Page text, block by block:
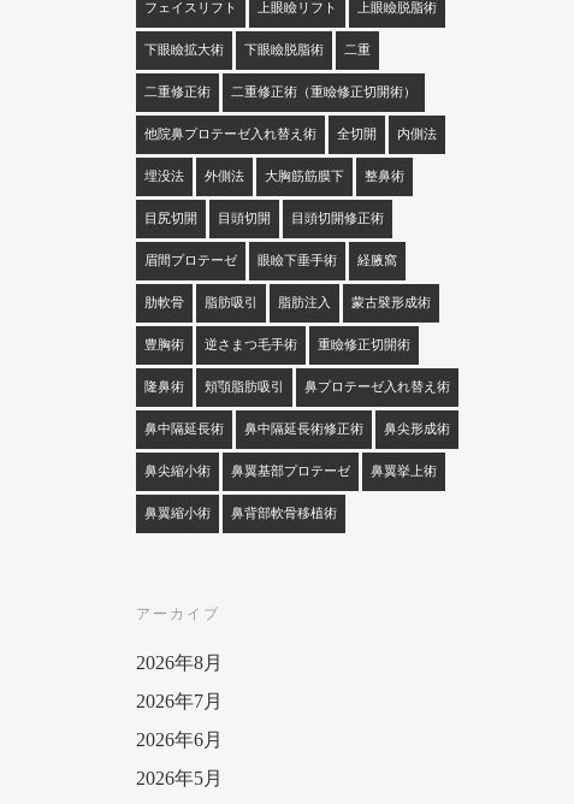
フェイスリフト 上眼瞼リフト 上眼瞼脱脂術
下眼瞼拡大術 下眼瞼脱脂術 二重
二重修正術 二重修正術（重瞼修正切開術）
他院鼻プロテーゼ入れ替え術 全切開 内側法
埋没法 外側法 大胸筋筋膜下 整鼻術
目尻切開 目頭切開 目頭切開修正術
眉間プロテーゼ 眼瞼下垂手術 経腋窩
肋軟骨 脂肪吸引 脂肪注入 蒙古襞形成術
豊胸術 逆さまつ毛手術 重瞼修正切開術
隆鼻術 頬顎脂肪吸引 鼻プロテーゼ入れ替え術
鼻中隔延長術 鼻中隔延長術修正術 鼻尖形成術
鼻尖縮小術 鼻翼基部プロテーゼ 鼻翼挙上術
鼻翼縮小術 鼻背部軟骨移植術
アーカイブ
2026年8月
2026年7月
2026年6月
2026年5月